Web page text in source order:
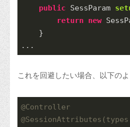
public SessParam
return
new
    }
...
これを回避したい場合、以下の
@Controller
@SessionAttributes (types